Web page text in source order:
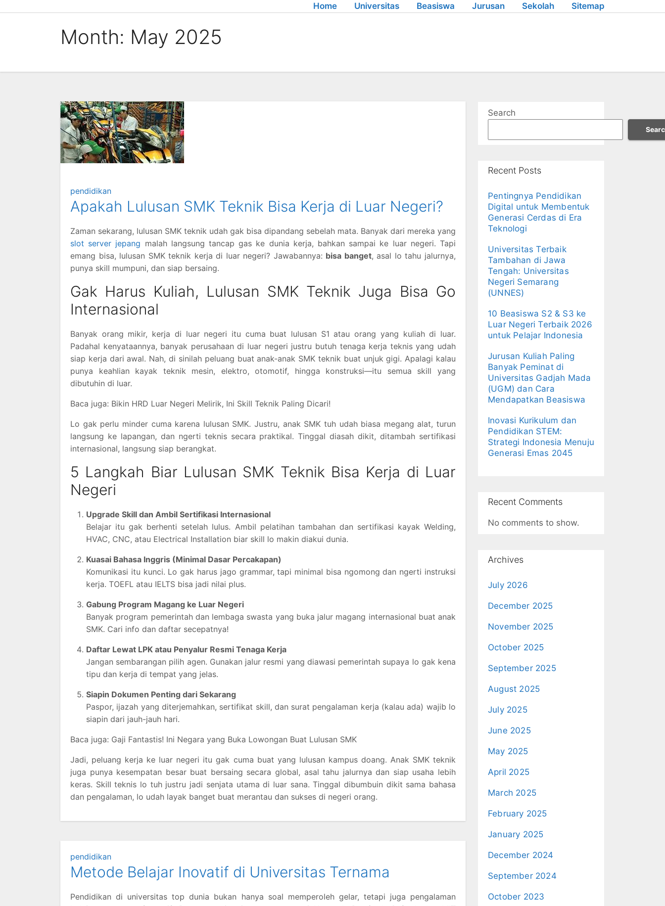
Home Universitas Beasiswa Jurusan Sekolah Sitemap
Month: May 2025
pendidikan
Apakah Lulusan SMK Teknik Bisa Kerja di Luar Negeri?
Zaman sekarang, lulusan SMK teknik udah gak bisa dipandang sebelah mata. Banyak dari mereka yang
slot server jepang malah langsung tancap gas ke dunia kerja, bahkan sampai ke luar negeri. Tapi
emang bisa, lulusan SMK teknik kerja di luar negeri? Jawabannya: bisa banget, asal lo tahu jalurnya,
punya skill mumpuni, dan siap bersaing.
Gak Harus Kuliah, Lulusan SMK Teknik Juga Bisa Go
Internasional
Banyak orang mikir, kerja di luar negeri itu cuma buat lulusan S1 atau orang yang kuliah di luar.
Padahal kenyataannya, banyak perusahaan di luar negeri justru butuh tenaga kerja teknis yang udah
siap kerja dari awal. Nah, di sinilah peluang buat anak-anak SMK teknik buat unjuk gigi. Apalagi kalau
punya keahlian kayak teknik mesin, elektro, otomotif, hingga konstruksi—itu semua skill yang
dibutuhin di luar.
Baca juga: Bikin HRD Luar Negeri Melirik, Ini Skill Teknik Paling Dicari!
Lo gak perlu minder cuma karena lulusan SMK. Justru, anak SMK tuh udah biasa megang alat, turun
langsung ke lapangan, dan ngerti teknis secara praktikal. Tinggal diasah dikit, ditambah sertifikasi
internasional, langsung siap berangkat.
5 Langkah Biar Lulusan SMK Teknik Bisa Kerja di Luar
Negeri
Upgrade Skill dan Ambil Sertifikasi Internasional
Belajar itu gak berhenti setelah lulus. Ambil pelatihan tambahan dan sertifikasi kayak Welding,
HVAC, CNC, atau Electrical Installation biar skill lo makin diakui dunia.
Kuasai Bahasa Inggris (Minimal Dasar Percakapan)
Komunikasi itu kunci. Lo gak harus jago grammar, tapi minimal bisa ngomong dan ngerti instruksi
kerja. TOEFL atau IELTS bisa jadi nilai plus.
Gabung Program Magang ke Luar Negeri
Banyak program pemerintah dan lembaga swasta yang buka jalur magang internasional buat anak
SMK. Cari info dan daftar secepatnya!
Daftar Lewat LPK atau Penyalur Resmi Tenaga Kerja
Jangan sembarangan pilih agen. Gunakan jalur resmi yang diawasi pemerintah supaya lo gak kena
tipu dan kerja di tempat yang jelas.
Siapin Dokumen Penting dari Sekarang
Paspor, ijazah yang diterjemahkan, sertifikat skill, dan surat pengalaman kerja (kalau ada) wajib lo
siapin dari jauh-jauh hari.
Baca juga: Gaji Fantastis! Ini Negara yang Buka Lowongan Buat Lulusan SMK
Jadi, peluang kerja ke luar negeri itu gak cuma buat yang lulusan kampus doang. Anak SMK teknik
juga punya kesempatan besar buat bersaing secara global, asal tahu jalurnya dan siap usaha lebih
keras. Skill teknis lo tuh justru jadi senjata utama di luar sana. Tinggal dibumbuin dikit sama bahasa
dan pengalaman, lo udah layak banget buat merantau dan sukses di negeri orang.
pendidikan
Metode Belajar Inovatif di Universitas Ternama
Pendidikan di universitas top dunia bukan hanya soal memperoleh gelar, tetapi juga pengalaman
Search
Recent Posts
Pentingnya Pendidikan
Digital untuk Membentuk
Generasi Cerdas di Era
Teknologi
Universitas Terbaik
Tambahan di Jawa
Tengah: Universitas
Negeri Semarang
(UNNES)
10 Beasiswa S2 & S3 ke
Luar Negeri Terbaik 2026
untuk Pelajar Indonesia
Jurusan Kuliah Paling
Banyak Peminat di
Universitas Gadjah Mada
(UGM) dan Cara
Mendapatkan Beasiswa
Inovasi Kurikulum dan
Pendidikan STEM:
Strategi Indonesia Menuju
Generasi Emas 2045
Recent Comments
No comments to show.
Archives
July 2026
December 2025
November 2025
October 2025
September 2025
August 2025
July 2025
June 2025
May 2025
April 2025
March 2025
February 2025
January 2025
December 2024
September 2024
October 2023